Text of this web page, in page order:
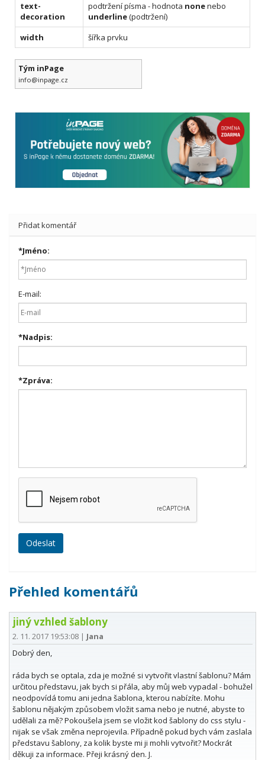
text-
decoration
podtržení písma - hodnota nonenebo
underline(podtržení)
width
šířka prvku
Tým inPage
info@inpage.cz
Přidat komentář
*Jméno:
E-mail:
*Nadpis:
*Zpráva:
Přehled komentářů
jiný vzhled šablony
2. 11. 2017 19:53:08 | Jana
Dobrý den,
ráda bych se optala, zda je možné si vytvořit vlastní šablonu? Mám
určitou představu, jak bych si přála, aby můj web vypadal - bohužel
neodpovídá tomu ani jedna šablona, kterou nabízíte. Mohu
šablonu nějakým způsobem vložit sama nebo je nutné, abyste to
udělali za mě? Pokoušela jsem se vložit kod šablony do css stylu -
nijak se však změna neprojevila. Případně pokud bych vám zaslala
představu šablony, za kolik byste mi ji mohli vytvořit? Mockrát
děkuji za informace. Přeji krásný den. J.